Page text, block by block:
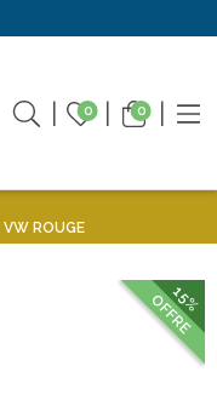
0 0
ROUGE
15%
OFFRE